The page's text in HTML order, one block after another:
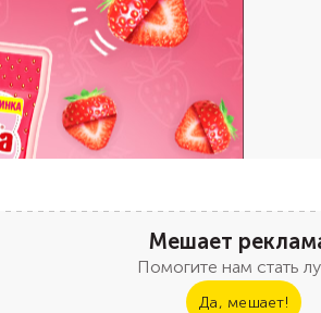
Мешает
Помогите нам стать
Да, мешает!